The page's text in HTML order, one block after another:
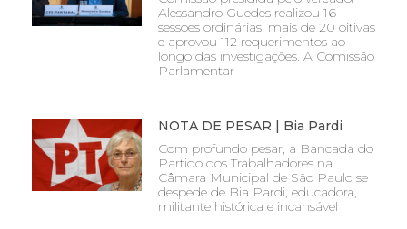
Alessandro Guedes realizou 16
sessões ordinárias, mais de 20 oitivas
e aprovou 112 requerimentos ao
longo das investigações. A Comissão
Parlamentar
NOTA DE PESAR | Bia Pardi
Com profundo pesar, a Bancada do
Partido dos Trabalhadores na
Câmara Municipal de São Paulo se
despede de Bia Pardi, educadora,
militante histórica e incansável